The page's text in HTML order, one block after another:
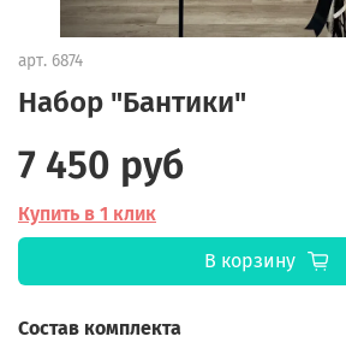
арт. 6874
Набор "Бантики"
7 450 руб
Купить в 1 клик
В корзину
Состав комплекта